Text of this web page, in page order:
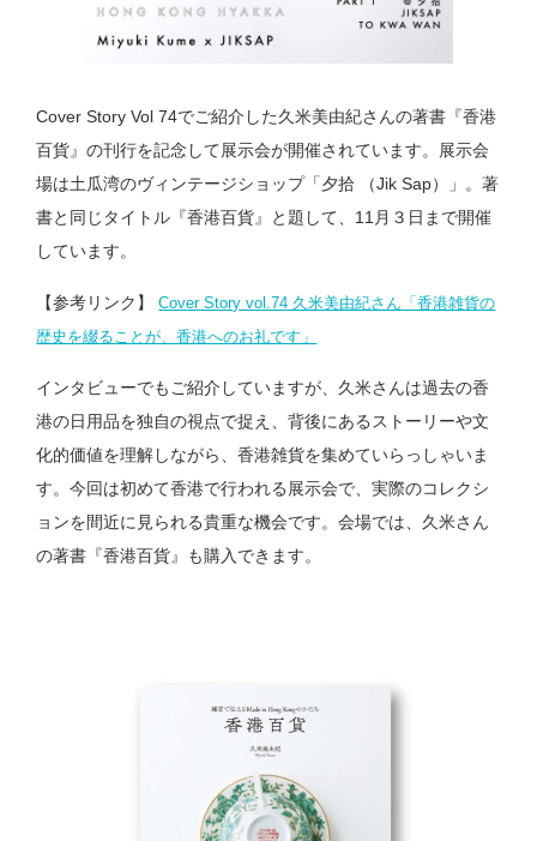
Cover Story Vol 74でご紹介した久米美由紀さんの著書『香港
百貨』の刊行を記念して展示会が開催されています。展示会
場は土瓜湾のヴィンテージショップ「夕拾 （Jik Sap）」。著
書と同じタイトル『香港百貨』と題して、11月３日まで開催
しています。
【参考リンク】Cover Story vol.74 久米美由紀さん「香港雑貨の
歴史を綴ることが、香港へのお礼です」
インタビューでもご紹介していますが、久米さんは過去の香
港の日用品を独自の視点で捉え、背後にあるストーリーや文
化的価値を理解しながら、香港雑貨を集めていらっしゃいま
す。今回は初めて香港で行われる展示会で、実際のコレクシ
ョンを間近に見られる貴重な機会です。会場では、久米さん
の著書『香港百貨』も購入できます。